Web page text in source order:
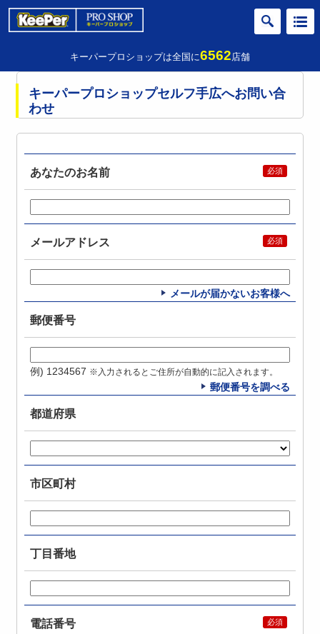
キーパープロショップは全国に6562店舗
キーパープロショップセルフ手広へお問い合
わせ
あなたのお名前
メールアドレス
メールが届かないお客様へ
郵便番号
例) 1234567 ※入力されるとご住所が自動的に記入されます。
郵便番号を調べる
都道府県
市区町村
丁目番地
電話番号